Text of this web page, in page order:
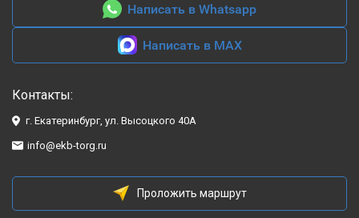
Написать в Whatsapp
Написать в MAX
Контакты:
г. Екатеринбург, ул. Высоцкого 40А
info@ekb-torg.ru
Проложить маршрут